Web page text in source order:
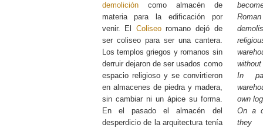
demolicióncomo almacén de
materia para la edificación por
venir. El Coliseoromano dejó de
ser coliseo para ser una cantera.
Los templos griegos y romanos sin
derruir dejaron de ser usados como
espacio religioso y se convirtieron
en almacenes de piedra y madera,
sin cambiar ni un ápice su forma.
En el pasado el almacén del
desperdicio de la arquitectura tenía
In
own
On a
they